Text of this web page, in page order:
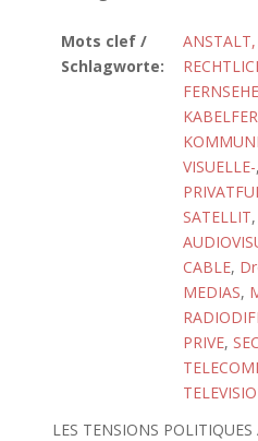
Mots clef /
Schlagworte:
VISUELLE-,
SATELLIT,
CABLE,
MEDIAS,
PRIVE,
LES TENSIONS